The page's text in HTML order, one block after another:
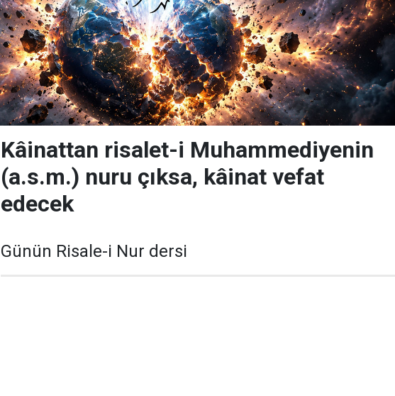
Kâinattan risalet-i Muhammediyenin
(a.s.m.) nuru çıksa, kâinat vefat
edecek
Günün Risale-i Nur dersi